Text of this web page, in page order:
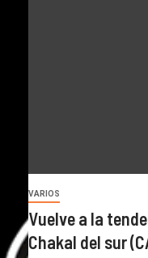
VARIOS
Vuelve a la
Chakal del sur